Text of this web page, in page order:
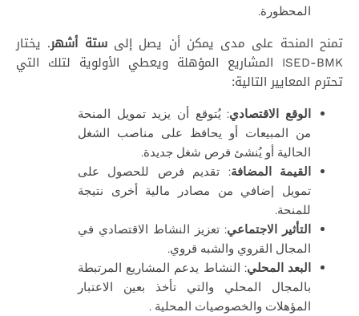
المحظورة.
تمنح المنحة على مدى يمكن أن يصل إلىستة أشهر. يختار
ISED-BMK المشاريع المؤهلة ويعطي الأولوية لتلك التي
تحترم المعايير التالية:
الوقع الاقتصادي: يُتوقع أن يزيد تمويل المنحة
من المبيعات أو يحافظ على مناصب الشغل
الحالية أو يُنشئ فرص شغل جديدة.
القيمة المضافة: تقديم فرص للحصول على
تمويل إضافي من مصادر مالية أخرى نتيجة
للمنحة.
التأثير الاجتماعي: تعزيز النشاط الاقتصادي في
المجال القروي والشبه قروي.
البعد المحلي: النشاط يدعم المشاريع المرتبطة
بالمجال المحلي والتي تأخذ بعين الاعتبار
المؤهلات والخصوصيات المحلية .